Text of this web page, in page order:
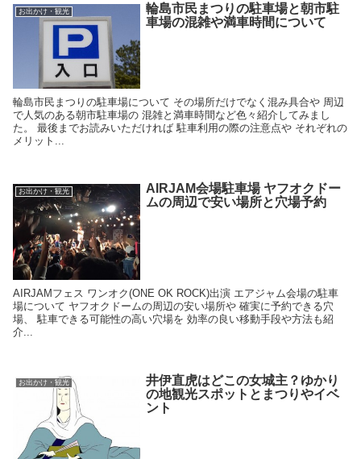
お出かけ・観光
輪島市民まつりの駐車場と朝市駐
車場の混雑や満車時間について
輪島市民まつりの駐車場について その場所だけでなく混み具合や 周辺
で人気のある朝市駐車場の 混雑と満車時間など色々紹介してみまし
た。 最後までお読みいただければ 駐車利用の際の注意点や それぞれの
メリット...
お出かけ・観光
AIRJAM会場駐車場 ヤフオクドー
ムの周辺で安い場所と穴場予約
AIRJAMフェス ワンオク(ONE OK ROCK)出演 エアジャム会場の駐車
場について ヤフオクドームの周辺の安い場所や 確実に予約できる穴
場、 駐車できる可能性の高い穴場を 効率の良い移動手段や方法も紹
介...
お出かけ・観光
井伊直虎はどこの女城主？ゆかり
の地観光スポットとまつりやイベ
ント